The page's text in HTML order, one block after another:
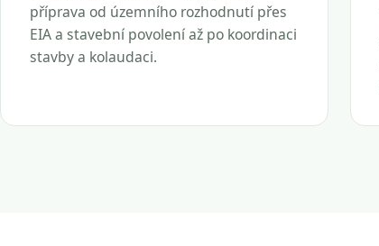
příprava od územního rozhodnutí přes
EIA a stavební povolení až po koordinaci
stavby a kolaudaci.